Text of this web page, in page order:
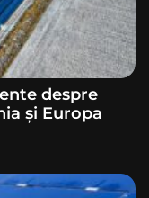
despre
și Europa